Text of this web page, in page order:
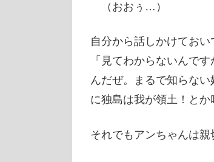
（おおぅ…）
自分から話しかけてお
「見てわからないんで
んだぜ。まるで知らな
に独島は我が領土！と
それでもアンちゃんは親